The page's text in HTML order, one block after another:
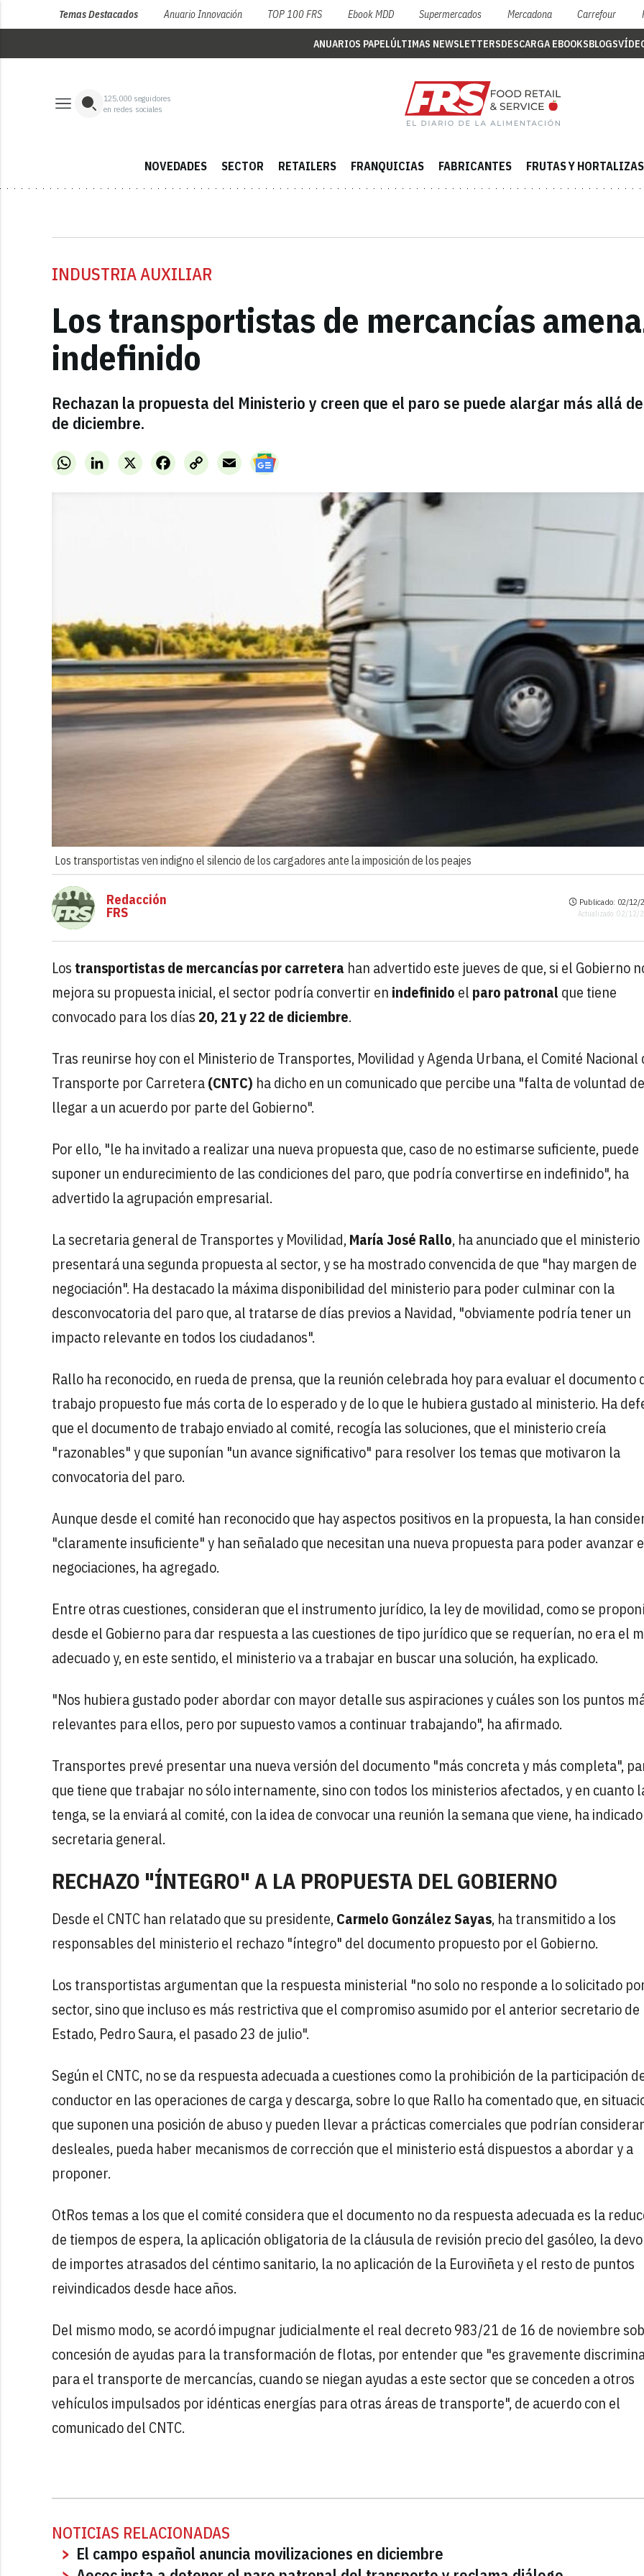
Temas Destacados Anuario Innovación TOP 100 FRS Ebook MDD Supermercados Mercadona Carrefour
ANUARIOS PAPELÚLTIMAS NEWSLETTERSDESCARGA EBOOKSBLOGS
125,000 seguidores
en redes sociales
NOVEDADES SECTOR RETAILERS FRANQUICIAS FABRICANTES FRUTAS Y HORTALIZAS
INDUSTRIA AUXILIAR
Los transportistas de mercancías
indefinido
Rechazan la propuesta del Ministerio y creen que el paro se puede alargar más allá
de diciembre.
WhatsAppLinkedInX FacebookCopy
Link
Email
Los transportistas ven indigno el silencio de los cargadores ante la imposición de los peajes
Redacción
FRS
Publicado: 02/12/
Actualizado: 02/12/
Los transportistas de mercancías por carretera han advertido este jueves de que, si el Gobierno
mejora su propuesta inicial, el sector podría convertir en indefinido el paro patronalque tiene
convocado para los días20, 21 y 22 de diciembre.
Tras reunirse hoy con el Ministerio de Transportes, Movilidad y Agenda Urbana, el Comité Nacional
Transporte por Carretera(CNTC) ha dicho en un comunicado que percibe una "falta de voluntad de
llegar a un acuerdo por parte del Gobierno".
Por ello, "le ha invitado a realizar una nueva propuesta que, caso de no estimarse suficiente, puede
suponer un endurecimiento de las condiciones del paro, que podría convertirse en indefinido", ha
advertido la agrupación empresarial.
La secretaria general de Transportes y Movilidad,María José Rallo, ha anunciado que el ministerio
presentará una segunda propuesta al sector, y se ha mostrado convencida de que "hay margen de
negociación". Ha destacado la máxima disponibilidad del ministerio para poder culminar con la
desconvocatoria del paro que, al tratarse de días previos a Navidad, "obviamente podría tener un
impacto relevante en todos los ciudadanos".
Rallo ha reconocido, en rueda de prensa, que la reunión celebrada hoy para evaluar el documento
trabajo propuesto fue más corta de lo esperado y de lo que le hubiera gustado al ministerio. Ha
que el documento de trabajo enviado al comité, recogía las soluciones, que el ministerio creía
"razonables" y que suponían "un avance significativo" para resolver los temas que motivaron la
convocatoria del paro.
Aunque desde el comité han reconocido que hay aspectos positivos en la propuesta, la han
"claramente insuficiente" y han señalado que necesitan una nueva propuesta para poder avanzar
negociaciones, ha agregado.
Entre otras cuestiones, consideran que el instrumento jurídico, la ley de movilidad, como se
desde el Gobierno para dar respuesta a las cuestiones de tipo jurídico que se requerían, no era el
adecuado y, en este sentido, el ministerio va a trabajar en buscar una solución, ha explicado.
"Nos hubiera gustado poder abordar con mayor detalle sus aspiraciones y cuáles son los puntos
relevantes para ellos, pero por supuesto vamos a continuar trabajando", ha afirmado.
Transportes prevé presentar una nueva versión del documento "más concreta y más completa",
que tiene que trabajar no sólo internamente, sino con todos los ministerios afectados, y en cuanto
tenga, se la enviará al comité, con la idea de convocar una reunión la semana que viene, ha
secretaria general.
RECHAZO "ÍNTEGRO" A LA PROPUESTA DEL GOBIERNO
Desde el CNTC han relatado que su presidente,Carmelo González Sayas, ha transmitido a los
responsables del ministerio el rechazo "íntegro" del documento propuesto por el Gobierno.
Los transportistas argumentan que la respuesta ministerial "no solo no responde a lo solicitado
sector, sino que incluso es más restrictiva que el compromiso asumido por el anterior secretario de
Estado, Pedro Saura, el pasado 23 de julio".
Según el CNTC, no se da respuesta adecuada a cuestiones como la prohibición de la participación
conductor en las operaciones de carga y descarga, sobre lo que Rallo ha comentado que, en
que suponen una posición de abuso y pueden llevar a prácticas comerciales que podrían
desleales, pueda haber mecanismos de corrección que el ministerio está dispuestos a abordar y a
proponer.
OtRos temas a los que el comité considera que el documento no da respuesta adecuada es la
de tiempos de espera, la aplicación obligatoria de la cláusula de revisión precio del gasóleo, la
de importes atrasados del céntimo sanitario, la no aplicación de la Euroviñeta y el resto de puntos
reivindicados desde hace años.
Del mismo modo, se acordó impugnar judicialmente el real decreto 983/21 de 16 de noviembre
concesión de ayudas para la transformación de flotas, por entender que "es gravemente
para el transporte de mercancías, cuando se niegan ayudas a este sector que se conceden a otros
vehículos impulsados por idénticas energías para otras áreas de transporte", de acuerdo con el
comunicado del CNTC.
NOTICIAS RELACIONADAS
El campo español anuncia movilizaciones en diciembre